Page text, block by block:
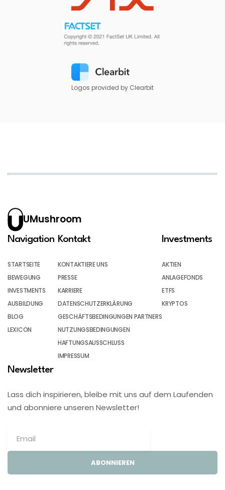
Logos provided by Clearbit
UMushroom
Navigation
STARTSEITE
BEWEGUNG
INVESTMENTS
AUSBILDUNG
BLOG
LEXICON
Kontakt
KONTAKTIERE UNS
PRESSE
KARRIERE
DATENSCHUTZERKLÄRUNG
GESCHÄFTSBEDINGUNGEN PARTNERS
NUTZUNGSBEDINGUNGEN
HAFTUNGSAUSSCHLUSS
IMPRESSUM
Investments
AKTIEN
ANLAGEFONDS
ETFS
KRYPTOS
Newsletter
Lass dich inspirieren, bleibe mit uns auf dem Laufenden
und abonniere unseren Newsletter!
ABONNIEREN